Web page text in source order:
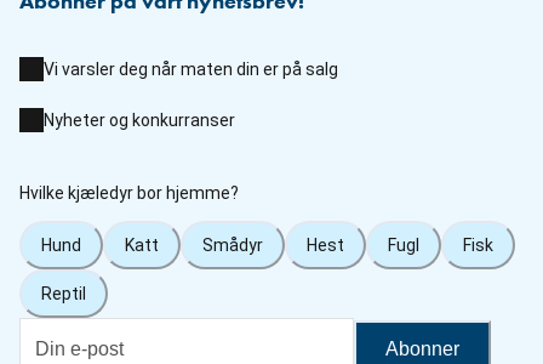
Vi varsler deg når maten din er på salg
Nyheter og konkurranser
Hvilke kjæledyr bor hjemme?
Hund Katt Smådyr Hest Fugl Fisk
Reptil
Abonner